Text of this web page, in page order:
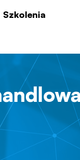
Szkolenia